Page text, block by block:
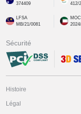
374409
412/
LFSA
MB/21/0081
MOCI
Sécurité
Histoire
Légal